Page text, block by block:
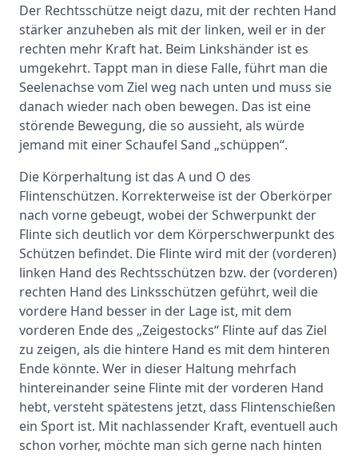
Der Rechtsschütze neigt dazu, mit der rechten Hand
stärker anzuheben als mit der linken, weil er in der
rechten mehr Kraft hat. Beim Linkshänder ist es
umgekehrt. Tappt man in diese Falle, führt man die
Seelenachse vom Ziel weg nach unten und muss sie
danach wieder nach oben bewegen. Das ist eine
störende Bewegung, die so aussieht, als würde
jemand mit einer Schaufel Sand „schüppen“.
Die Körperhaltung ist das A und O des
Flintenschützen. Korrekterweise ist der Oberkörper
nach vorne gebeugt, wobei der Schwerpunkt der
Flinte sich deutlich vor dem Körperschwerpunkt des
Schützen befindet. Die Flinte wird mit der (vorderen)
linken Hand des Rechtsschützen bzw. der (vorderen)
rechten Hand des Linksschützen geführt, weil die
vordere Hand besser in der Lage ist, mit dem
vorderen Ende des „Zeigestocks“ Flinte auf das Ziel
zu zeigen, als die hintere Hand es mit dem hinteren
Ende könnte. Wer in dieser Haltung mehrfach
hintereinander seine Flinte mit der vorderen Hand
hebt, versteht spätestens jetzt, dass Flintenschießen
ein Sport ist. Mit nachlassender Kraft, eventuell auch
schon vorher, möchte man sich gerne nach hinten